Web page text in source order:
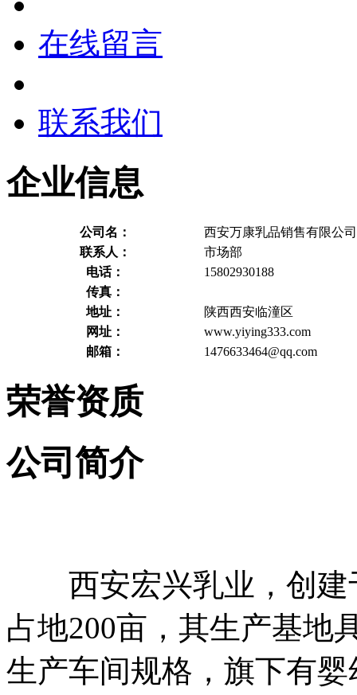
在线留言
联系我们
企业信息
公司名：
西安万康乳品销售有限公司
联系人：
市场部
电话：
15802930188
传真：
地址：
陕西西安临潼区
网址：
www.yiying333.com
邮箱：
1476633464@qq.com
荣誉资质
公司简介
西安宏兴乳业，创建
占地200亩，其生产基地
生产车间规格，旗下有